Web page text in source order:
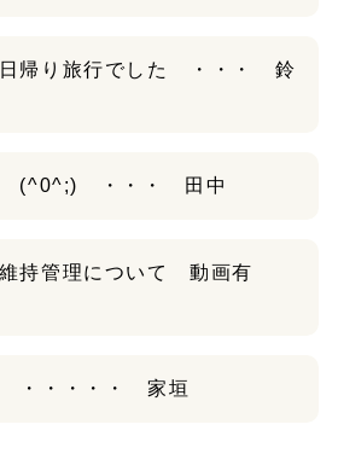
日帰り旅行でした ・・・ 鈴
(^0^;) ・・・ 田中
持管理について 動画有
・・・・ 家垣